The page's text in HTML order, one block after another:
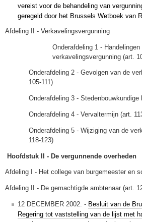
vereist voor de behandeling van
geregeld door het Brussels Wetboek van
Afdeling II - Verkavelingsvergunning
Onderafdeling 1 -
verkavelingsvergunning (art.
Onderafdeling 2 - Gevolgen van de
105-111)
Onderafdeling 3 - Stedenbouwkundige
Onderafdeling 4 - Vervaltermijn (art.
Onderafdeling 5 - Wijziging van de
118-123)
Hoofdstuk II - De vergunnende overheden
Afdeling I - Het college van burgemeester en
Afdeling II - De gemachtigde ambtenaar (art.
12 DECEMBER 2002. - Besluit van de
Regering tot vaststelling van de lijst met